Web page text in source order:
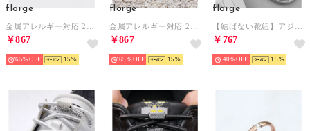
florge
￥867
65% 15
florge
￥867
65% 15
florge
￥767
40% 15